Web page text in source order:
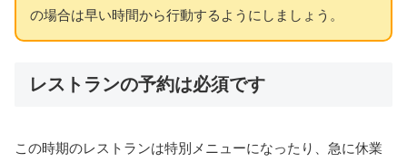
の場合は早い時間から行動するようにしましょう。
レストランの予約は必須です
この時期のレストランは特別メニューになったり、急に休業